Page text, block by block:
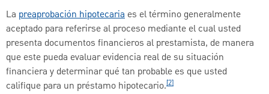
La preaprobación hipotecariaes el término generalmente
aceptado para referirse al proceso mediante el cual usted
presenta documentos financieros al prestamista, de manera
que este pueda evaluar evidencia real de su situación
financiera y determinar qué tan probable es que usted
califique para un préstamo hipotecario.[2]